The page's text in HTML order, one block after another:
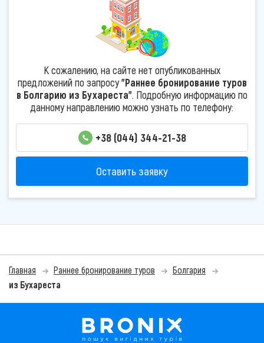
К сожалению, на сайте нет опубликованных
предложений по запросу"Раннее бронирование туров
в Болгарию из Бухареста". Подробную информацию по
данному направлению можно узнать по телефону:
+38 (044) 344-21-38
Оставить заявку
Главная Раннее бронирование туров
Болгария
из Бухареста